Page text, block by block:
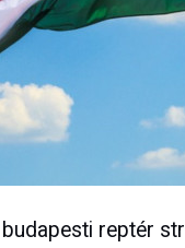
reptér